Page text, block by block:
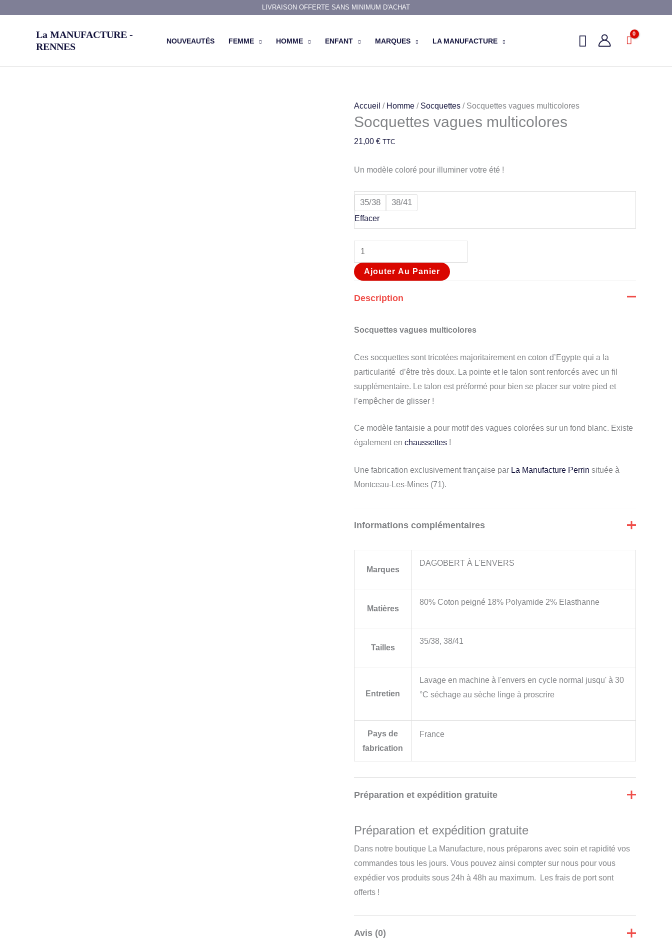
LIVRAISON OFFERTE SANS MINIMUM D'ACHAT
La MANUFACTURE -
RENNES
NOUVEAUTÉS FEMME HOMME ENFANT MARQUES LA MANUFACTURE
Accueil / Homme / Socquettes / Socquettes vagues multicolores
Socquettes vagues multicolores
21,00 € TTC
Un modèle coloré pour illuminer votre été !
35/38 38/41
Effacer
quantité
de
Ajouter Au Panier
Description
Socquettes vagues multicolores
Ces socquettes sont tricotées majoritairement en coton d’Egypte qui a la
particularité d’être très doux. La pointe et le talon sont renforcés avec un fil
supplémentaire. Le talon est préformé pour bien se placer sur votre pied et
l’empêcher de glisser !
Ce modèle fantaisie a pour motif des vagues colorées sur un fond blanc. Existe
également en chaussettes !
Une fabrication exclusivement française par La Manufacture Perrin située à
Montceau-Les-Mines (71).
Informations complémentaires
Marques
DAGOBERT À L'ENVERS
Matières
80% Coton peigné 18% Polyamide 2% Elasthanne
Tailles
35/38, 38/41
Entretien
Lavage en machine à l'envers en cycle normal jusqu' à 30
°C séchage au sèche linge à proscrire
Pays de
fabrication
France
Préparation et expédition gratuite
Préparation et expédition gratuite
Dans notre boutique La Manufacture, nous préparons avec soin et rapidité vos
commandes tous les jours. Vous pouvez ainsi compter sur nous pour vous
expédier vos produits sous 24h à 48h au maximum. Les frais de port sont
offerts !
Avis (0)